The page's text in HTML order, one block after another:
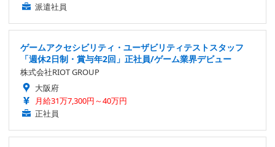
派遣社員
ゲームアクセシビリティ・ユーザビリティテストスタッフ
「週休2日制・賞与年2回」正社員/ゲーム業界デビュー
株式会社RIOT GROUP
大阪府
月給31万7,300円～40万円
正社員